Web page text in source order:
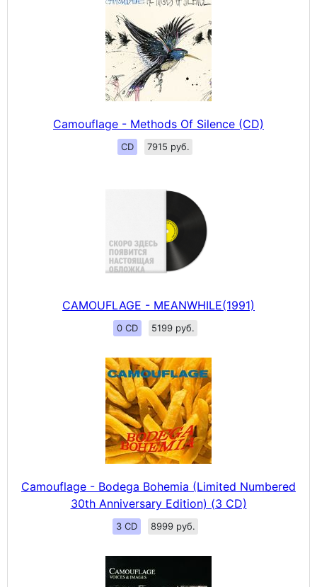
Camouflage - Methods Of Silence (CD)
CD 7915 руб.
CAMOUFLAGE - MEANWHILE(1991)
0 CD 5199 руб.
Camouflage - Bodega Bohemia (Limited Numbered
30th Anniversary Edition) (3 CD)
3 CD 8999 руб.